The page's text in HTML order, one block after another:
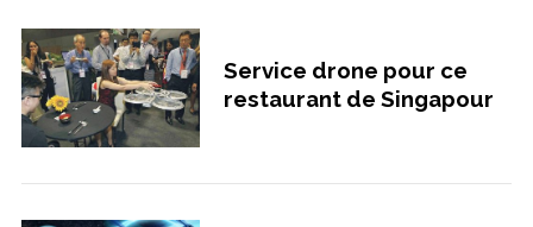
Service drone pour ce
restaurant de Singapour